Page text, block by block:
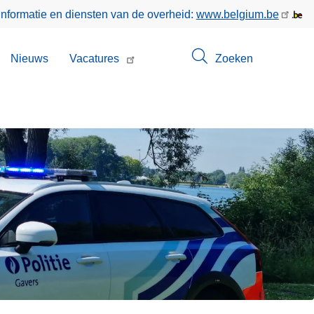
en diensten van de overheid: www.belgium.be
Nieuws Vacatures Zoeken